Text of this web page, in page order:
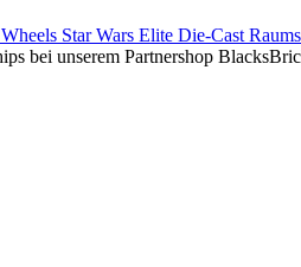
Star Wars Elite Die-Cast
bei unserem Partnershop